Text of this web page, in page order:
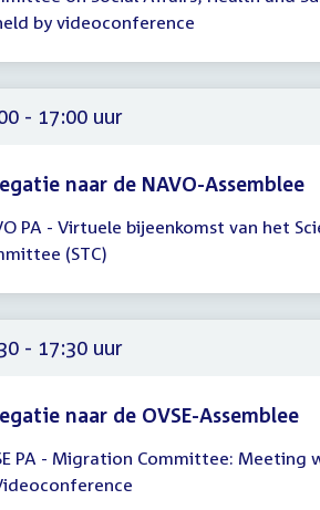
by videoconference
- 17:00 uur
naar de NAVO-Assemblee
PA - Virtuele bijeenkomst van het
(STC)
- 17:30 uur
naar de OVSE-Assemblee
PA - Migration Committee: Meeting